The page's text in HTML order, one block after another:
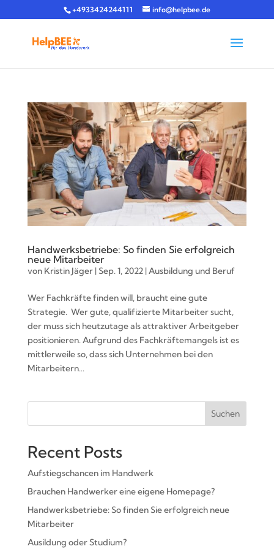
+4933424244111 info@helpbee.de
Handwerksbetriebe: So finden Sie erfolgreich
neue Mitarbeiter
von Kristin Jäger|Sep. 1, 2022| Ausbildung und Beruf
Wer Fachkräfte finden will, braucht eine gute
Strategie. Wer gute, qualifizierte Mitarbeiter sucht,
der muss sich heutzutage als attraktiver Arbeitgeber
positionieren. Aufgrund des Fachkräftemangels ist es
mittlerweile so, dass sich Unternehmen bei den
Mitarbeitern...
Suchen
Recent Posts
Aufstiegschancen im Handwerk
Brauchen Handwerker eine eigene Homepage?
Handwerksbetriebe: So finden Sie erfolgreich neue
Mitarbeiter
Ausildung oder Studium?